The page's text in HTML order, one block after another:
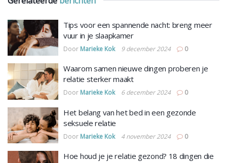
Tips voor een spannende nacht: breng meer
vuur in je slaapkamer
Door Marieke Kok 9 december 2024 0
Waarom samen nieuwe dingen proberen je
relatie sterker maakt
Door Marieke Kok 6 december 2024 0
Het belang van het bed in een gezonde
seksuele relatie
Door Marieke Kok 4 november 2024 0
Hoe houd je je relatie gezond? 18 dingen die